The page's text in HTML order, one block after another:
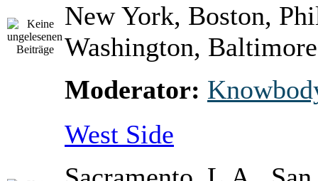
New York, Boston,
Washington,
Moderator:
West Side